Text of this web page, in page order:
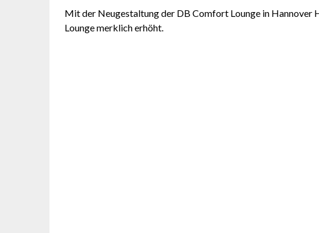
Mit der Neugestaltung der DB Comfort Lounge in Hannover
Lounge merklich erhöht.